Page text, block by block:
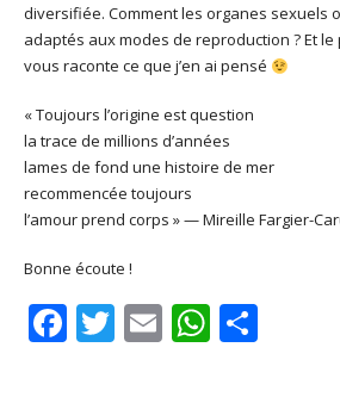
RSS FEED
EMBED
diversifiée. Comment les organes sexuels
adaptés aux modes de reproduction ? Et le
vous raconte ce que j’en ai pensé
« Toujours l’origine est question
la trace de millions d’années
lames de fond une histoire de mer
recommencée toujours
l’amour prend corps » — Mireille Fargier-
Bonne écoute !
Facebook
Twitter
Email